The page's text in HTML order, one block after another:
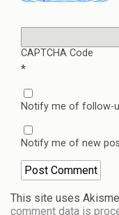
CAPTCHA Code
*
Notify me of follow-
Notify me of new
This site uses
comment data is